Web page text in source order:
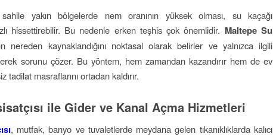
yakın bölgelerde nem oranının yüksek olması, su kaçağı
hissettirebilir. Bu nedenle erken teşhis çok önemlidir. Maltepe Su
nereden kaynaklandığını noktasal olarak belirler ve yalnızca ilgili
sorunu çözer. Bu yöntem, hem zamandan kazandırır hem de ev
tadilat masraflarını ortadan kaldırır.
ile Gider ve Kanal Açma Hizmetleri
, mutfak, banyo ve tuvaletlerde meydana gelen tıkanıklıklarda kalıcı